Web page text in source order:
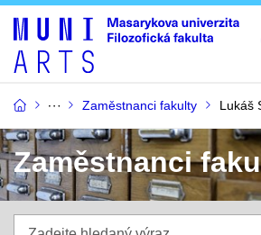
Zaměstnanci fakulty Lukáš
Zaměstnanci